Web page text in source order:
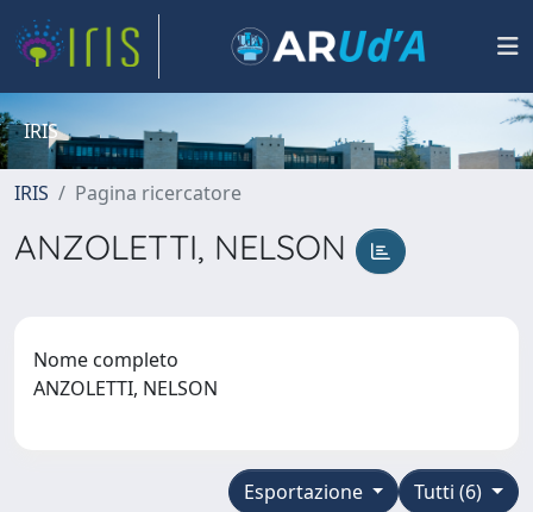
IRIS
IRIS Pagina ricercatore
ANZOLETTI, NELSON
Nome completo
ANZOLETTI, NELSON
Tutti (6)
Esportazione